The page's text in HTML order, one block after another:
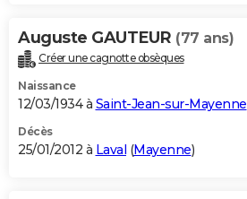
Auguste GAUTEUR (77 ans)
Créer une cagnotte obsèques
Naissance
12/03/1934 à Saint-Jean-sur-Mayenne
Décès
25/01/2012 à Laval (Mayenne)